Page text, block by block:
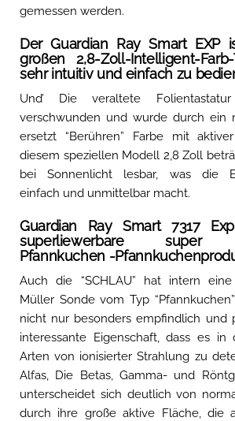
gemessen werden.
Der Guardian Ray Smart EXP
großen 2,8-Zoll-Intelligent-Farb-
sehr intuitiv und einfach zu
Und’ Die veraltete
verschwunden und wurde durch ein
ersetzt “Berühren” Farbe mit
diesem speziellen Modell 2,8 Zoll
bei Sonnenlicht lesbar, was die
einfach und unmittelbar macht.
Guardian Ray Smart 7317
superliewerbare super -
Pfannkuchen -
Auch die “SCHLAU” hat intern
Müller Sonde vom Typ
nicht nur besonders empfindlich und
interessante Eigenschaft, dass es
Arten von ionisierter Strahlung zu
Alfas, Die Betas, Gamma- und
unterscheidet sich deutlich von
durch ihre große aktive Fläche, die